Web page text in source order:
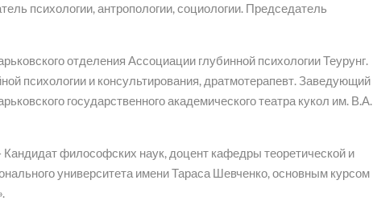
психологии, антропологии, социологии. Председатель
отделения Ассоциации глубинной психологии Теурунг.
психологии и консультирования, дратмотерапевт. Заведующий
государственного академического театра кукол им. В.А.
Кандидат философских наук, доцент кафедры теоретической и
университета имени Тараса Шевченко, основным курсом